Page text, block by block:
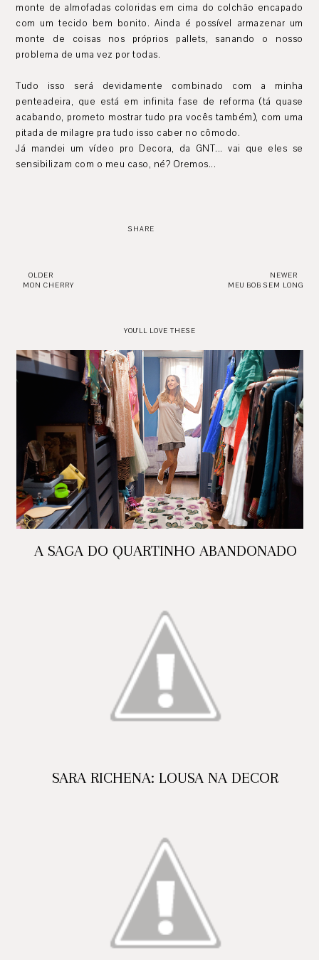
monte de almofadas coloridas em cima do colchão encapado
com um tecido bem bonito. Ainda é possível armazenar um
monte de coisas nos próprios pallets, sanando o nosso
problema de uma vez por todas.
Tudo isso será devidamente combinado com a minha
penteadeira, que está em infinita fase de reforma (tá quase
acabando, prometo mostrar tudo pra vocês também), com uma
pitada de milagre pra tudo isso caber no cômodo.
Já mandei um vídeo pro Decora, da GNT... vai que eles se
sensibilizam com o meu caso, né? Oremos...
SHARE
OLDER
MON CHERRY
NEWER
MEU BOB SEM LONG
YOU'LL LOVE THESE
A SAGA DO QUARTINHO ABANDONADO
SARA RICHENA: LOUSA NA DECOR